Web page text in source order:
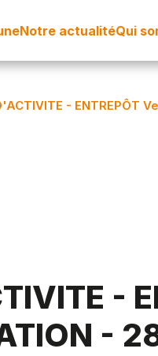
Notre actualitéQui
- ENTREPÔT
-
-